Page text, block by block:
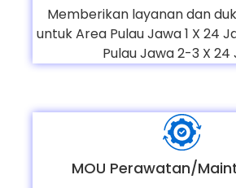
Memberikan layanan dan
untuk Area Pulau Jawa 1 X 24
Pulau Jawa 2-3 X 24
MOU Perawatan/